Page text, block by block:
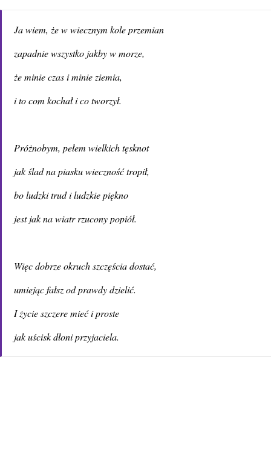
Ja wiem, że w wiecznym kole przemian
zapadnie wszystko jakby w morze,
że minie czas i minie ziemia,
i to com kochał i co tworzył.
Próżnobym, pełem wielkich tęsknot
jak ślad na piasku wieczność tropił,
bo ludzki trud i ludzkie piękno
jest jak na wiatr rzucony popiół.
Więc dobrze okruch szczęścia dostać,
umiejąc fałsz od prawdy dzielić.
I życie szczere mieć i proste
jak uścisk dłoni przyjaciela.